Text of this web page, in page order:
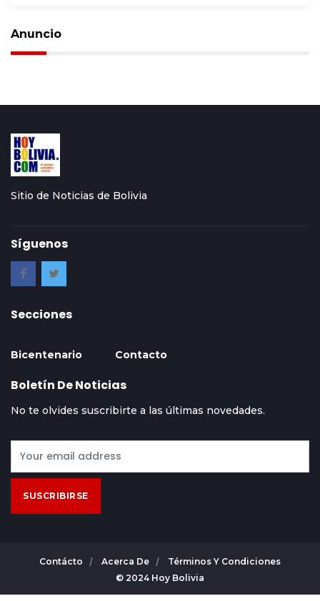
Anuncio
Sitio de Noticias de Bolivia
Síguenos
Secciones
Bicentenario Contacto
Boletín De Noticias
No te olvides suscribirte a las últimas novedades.
SUSCRIBIRSE
© 2024 Hoy Bolivia
Contácto Acerca De Términos Y Condiciones